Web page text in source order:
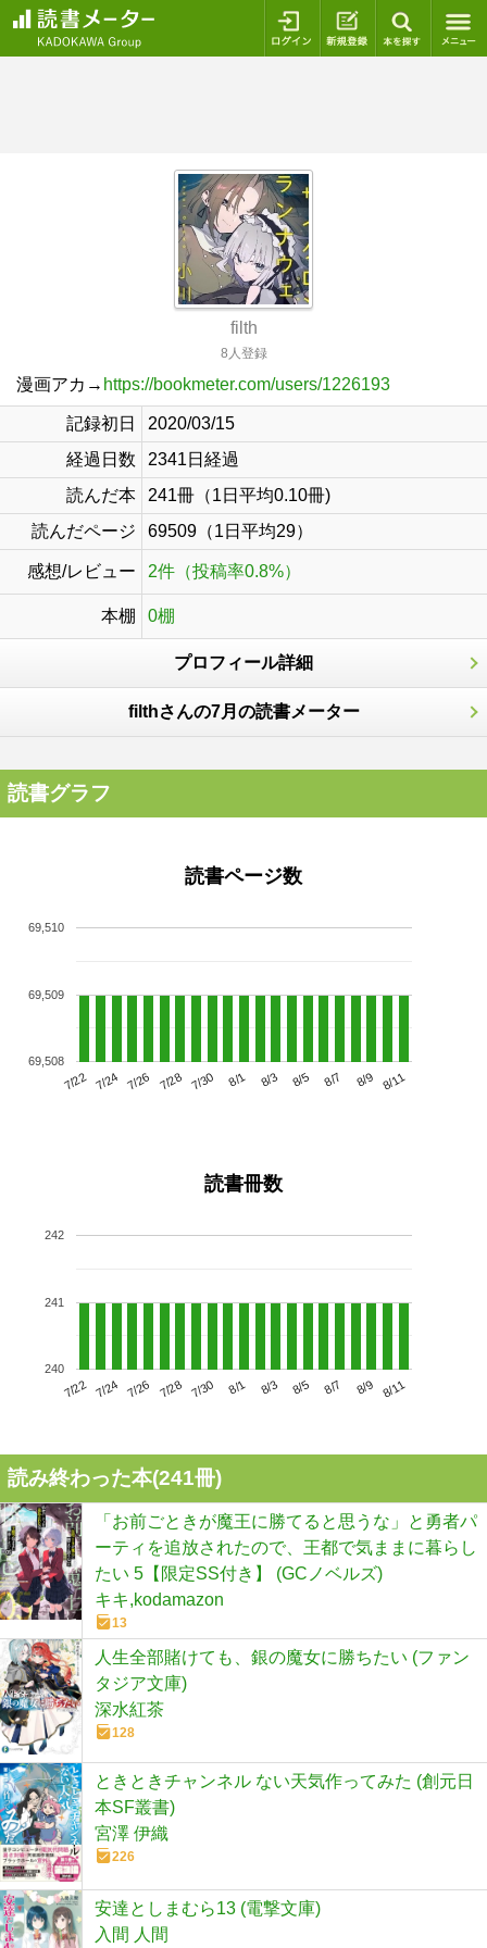
ログイン 新規登録
filth
8人登録
漫画アカ→ https://bookmeter.com/users/1226193
記録初日
2020/03/15
経過日数
2341日経過
読んだ本
241冊（1日平均0.10冊)
読んだページ
69509（1日平均29）
感想/レビュー 2件（投稿率0.8%）
本棚 0棚
プロフィール詳細
filthさんの7月の読書メーター
読書グラフ
読書ページ数
7/22 7/24 7/26 7/28 7/30 8/1 8/3 8/5 8/7 8/9 8/11
69,508
69,509
69,510
読書冊数
7/22 7/24 7/26 7/28 7/30 8/1 8/3 8/5 8/7 8/9 8/11
240
241
242
読み終わった本(241冊)
「お前ごときが魔王に勝てると思うな」と勇者パ
ーティを追放されたので、王都で気ままに暮らし
たい 5【限定SS付き】 (GCノベルズ)
キキ,kodamazon
13
人生全部賭けても、銀の魔女に勝ちたい (ファン
タジア文庫)
深水紅茶
128
ときときチャンネル ない天気作ってみた (創元日
本SF叢書)
宮澤 伊織
226
安達としまむら13 (電撃文庫)
入間 人間